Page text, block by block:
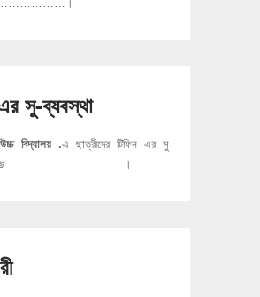
সু-ব্যবস্থা
উচ্চ বিদ্যালয় .এ ছাত্রীদের টিফিন এর সু-
…………………………।